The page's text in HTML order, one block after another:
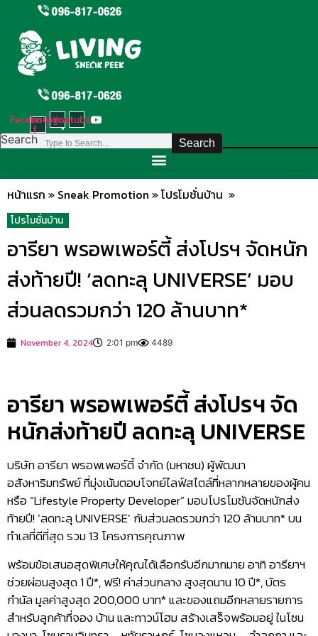
content
Facebook-
f
Instagram
Youtube
Search Search
หน้าแรก » Sneak Promotion »โปรโมชั่นบ้าน »
โปรโมชั่นบ้าน
อารียา พรอพเพอร์ตี้ ส่งโปรฯ จัดหนัก
ส่งท้ายปี! ‘ลดทะลุ UNIVERSE’ มอบ
ส่วนลดรวมกว่า 120 ล้านบาท*
November 4, 2024 2:01 pm 4489
อารียา พรอพเพอร์ตี้ ส่งโปรฯ จัด
หนักส่งท้ายปี ลดทะลุ UNIVERSE
บริษัท อารียา พรอพเพอร์ตี้ จำกัด (มหาชน) ผู้พัฒนา
อสังหาริมทรัพย์ ที่มุ่งเน้นตอบโจทย์ไลฟ์สไตล์ที่หลากหลายของผู้คน
หรือ “Lifestyle Property Developer” มอบโปรโมชันจัดหนักส่ง
ท้ายปี! ‘ลดทะลุ UNIVERSE’ กับส่วนลดรวมกว่า 120 ล้านบาท* บน
ทำเลที่ดีที่สุด รวม 13 โครงการคุณภาพ
พร้อมข้อเสนอสุดพิเศษให้คุณได้เลือกรับอีกมากมาย อาทิ อารียาฯ
ช่วยผ่อนสูงสุด 1 ปี*, ฟรี! ค่าส่วนกลาง สูงสุดนาน 10 ปี*, บัตร
กำนัล มูลค่าสูงสุด 200,000 บาท* และของแถมอีกหลายรายการ
สำหรับลูกค้าที่จอง บ้าน และทาวน์โฮม สร้างเสร็จพร้อมอยู่ ในโซน